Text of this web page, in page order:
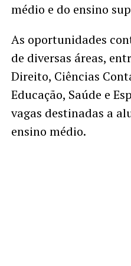
médio e do ensino
As oportunidades
de diversas áreas,
Direito, Ciências
Educação, Saúde e
vagas destinadas a
ensino médio.